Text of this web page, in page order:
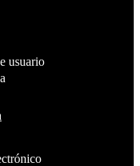
usuario